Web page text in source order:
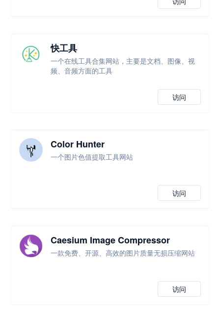
快工具
一个在线工具合集网站，主要是文档、图像、视
频、音频方面的工具
访问
Color Hunter
一个图片色值提取工具网站
访问
Caesium Image Compressor
一款免费、开源、高效的图片质量无损压缩网站
访问